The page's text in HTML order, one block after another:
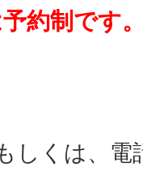
約制です
しくは、電